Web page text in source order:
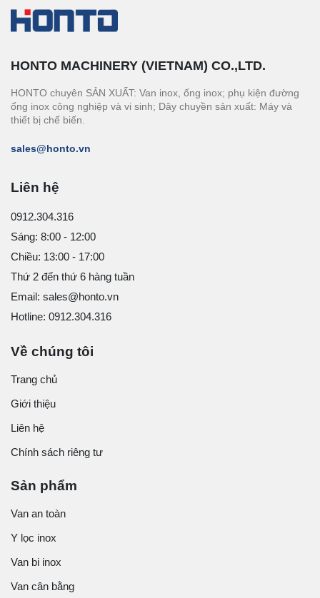
HONTO MACHINERY (VIETNAM) CO.,LTD.
HONTO chuyên SẢN XUẤT: Van inox, ống inox; phụ kiện đường
ống inox công nghiệp và vi sinh; Dây chuyền sản xuất: Máy và
thiết bị chế biến.
sales@honto.vn
Liên hệ
0912.304.316
Sáng: 8:00 - 12:00
Chiều: 13:00 - 17:00
Thứ 2 đến thứ 6 hàng tuần
Email: sales@honto.vn
Hotline: 0912.304.316
Về chúng tôi
Trang chủ
Giới thiệu
Liên hệ
Chính sách riêng tư
Sản phẩm
Van an toàn
Y lọc inox
Van bi inox
Van cân bằng